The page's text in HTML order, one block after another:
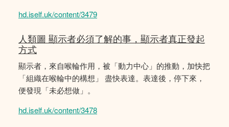
hd.iself.uk/content/3479
人類圖 顯示者必須了解的事，顯示者真正發起
方式
顯示者，來自喉輪作用，被「動力中心」的推動，加快把
「組織在喉輪中的構想」 盡快表達。表達後，停下來，
便發現「未必想做」。
hd.iself.uk/content/3478